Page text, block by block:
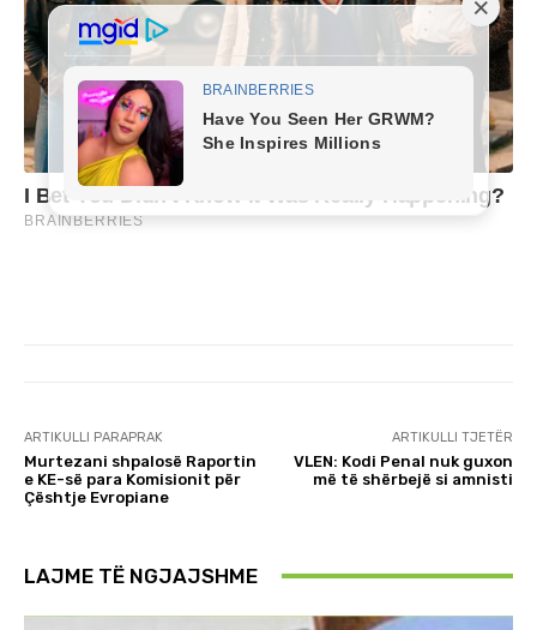
ARTIKULLI PARAPRAK
Murtezani shpalosë Raportin
e KE-së para Komisionit për
Çështje Evropiane
ARTIKULLI TJETËR
VLEN: Kodi Penal nuk guxon
më të shërbejë si amnisti
LAJME TË NGJAJSHME